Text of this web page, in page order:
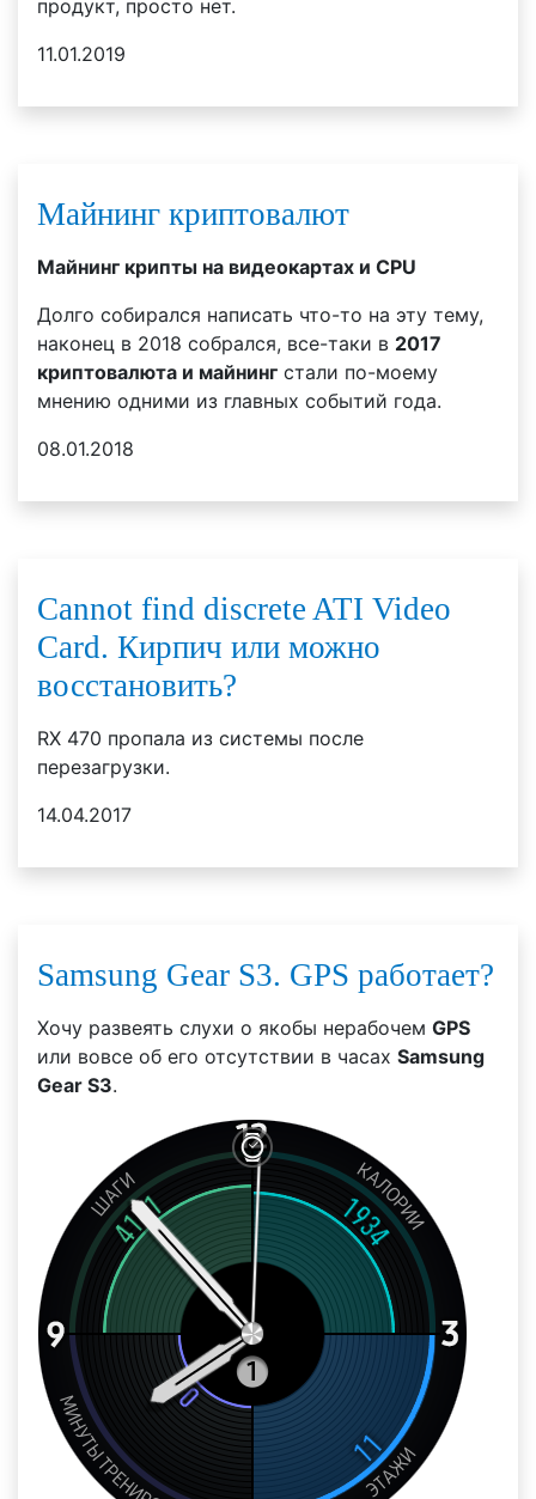
продукт, просто нет.
11.01.2019
Майнинг криптовалют
Майнинг крипты на видеокартах и CPU
Долго собирался написать что-то на эту тему,
наконец в 2018 собрался, все-таки в 2017
криптовалюта и майнинг стали по-моему
мнению одними из главных событий года.
08.01.2018
Cannot find discrete ATI Video
Card. Кирпич или можно
восстановить?
RX 470 пропала из системы после
перезагрузки.
14.04.2017
Samsung Gear S3. GPS работает?
Хочу развеять слухи о якобы нерабочем GPS
или вовсе об его отсутствии в часах Samsung
Gear S3.